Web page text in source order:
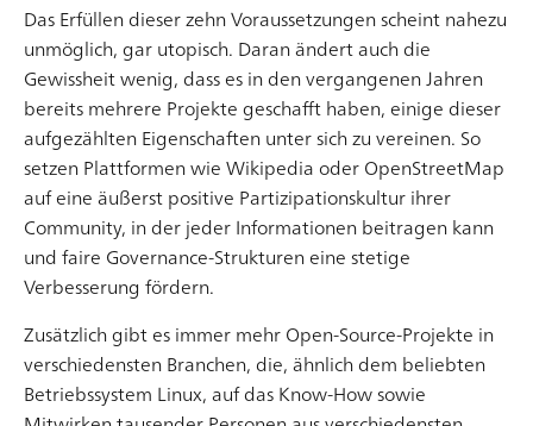
geht es im Zuge der Digitalisierung auch immer mehr
um die Transformation der Arbeitswelt. Gerade die
vergangenen Jahre haben vielen Unternehmen
notgedrungen aufgezeigt, dass Homeoffice und
Remote Work sehr gut funktionieren können und dass
flexible Arbeitsmethoden flexible Arbeitsmodelle
verlangen. Ei
Artikel lesen
Leben in einer Filterblase – Algorithmen im Social-
Das Erfüllen dieser zehn Voraussetzungen scheint nahezu
unmöglich, gar utopisch. Daran ändert auch die
Gewissheit wenig, dass es in den vergangenen Jahren
bereits mehrere Projekte geschafft haben, einige dieser
aufgezählten Eigenschaften unter sich zu vereinen. So
setzen Plattformen wie Wikipedia oder OpenStreetMap
auf eine äußerst positive Partizipationskultur ihrer
Community, in der jeder Informationen beitragen kann
und faire Governance-Strukturen eine stetige
Verbesserung fördern.
Zusätzlich gibt es immer mehr Open-Source-Projekte in
verschiedensten Branchen, die, ähnlich dem beliebten
Betriebssystem Linux, auf das Know-How sowie